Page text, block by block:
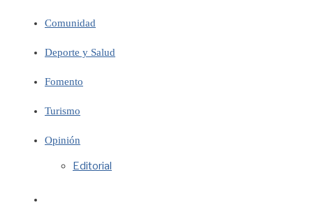
Comunidad
Deporte y Salud
Fomento
Turismo
Opinión
Editorial